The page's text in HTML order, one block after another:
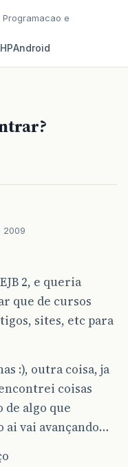
e
Android
2009
2, e queria
que de cursos
sites, etc para
:), outra coisa, ja
coisas
de algo que
ai vai avançando…